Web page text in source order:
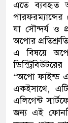
এতে ব্যবহৃত
যা সৌন্দর্য ও
অপোর
এ বিষয়ে
“অপো ফাইন্ড
একইসাথে,
এলিগেন্ট
জন্য এই